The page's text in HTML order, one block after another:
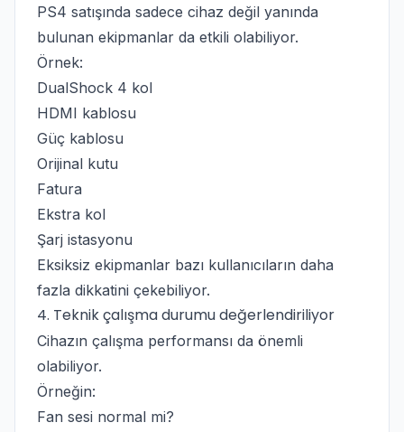
PS4 satışında sadece cihaz değil yanında
bulunan ekipmanlar da etkili olabiliyor.
Örnek:
DualShock 4 kol
HDMI kablosu
Güç kablosu
Orijinal kutu
Fatura
Ekstra kol
Şarj istasyonu
Eksiksiz ekipmanlar bazı kullanıcıların daha
fazla dikkatini çekebiliyor.
4. Teknik çalışma durumu değerlendiriliyor
Cihazın çalışma performansı da önemli
olabiliyor.
Örneğin:
Fan sesi normal mi?